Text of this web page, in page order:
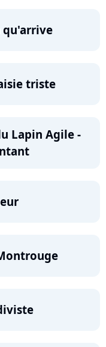
qu'arrive
triste
Lapin Agile -